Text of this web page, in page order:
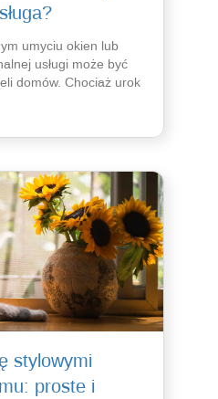
umyciu okien lub
usługi może być
domów. Chociaż urok
stylowymi
proste i